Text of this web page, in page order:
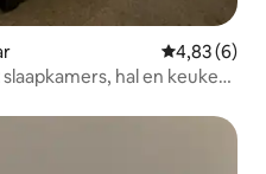
Gemiddelde
4,83 (6)
hal en keuken,